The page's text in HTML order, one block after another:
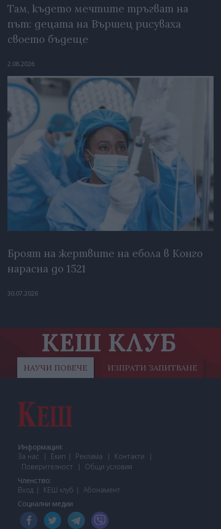
Там, където мечтите тръгват на
път: децата на Вършец рисуваха
своето бъдеще
2.08.2026
Броят на жертвите на ебола в Конго
нарасна до 1521
30.07.2026
КЕШ КЛУБ
НАУЧИ ПОВЕЧЕ ИЗПРАТИ ЗАПИТВАНЕ
Информация:
За нас
Екип Реклама
Контакти
Поверителност
Общи условия
Членство:
Вход
КЕШ клуб Абонамент
Социални медии